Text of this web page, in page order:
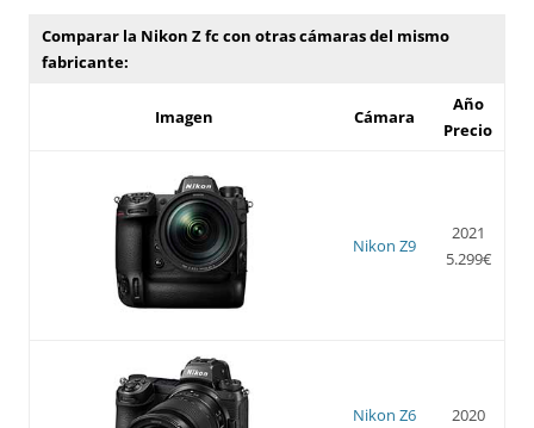
Comparar la Nikon Z fc con otras cámaras del mismo
fabricante:
Imagen Cámara
Año
Precio
Nikon Z9
2021
5.299€
Nikon Z6
2020